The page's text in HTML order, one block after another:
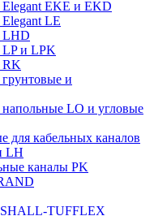
EKE и EKD
LE
LHD
LP и LPK
RK
и
LO и угловые
для кабельных каналов
LH
каналы PK
TUFFLEX